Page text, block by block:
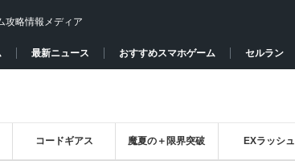
攻略情報メディア
最新ニュース おすすめスマホゲーム セルラン
コードギアス 魔夏の＋限界突破 EXラッシュ